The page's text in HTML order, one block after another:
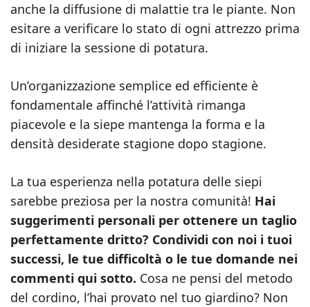
anche la diffusione di malattie tra le piante. Non
esitare a verificare lo stato di ogni attrezzo prima
di iniziare la sessione di potatura.
Un’organizzazione semplice ed efficiente è
fondamentale affinché l’attività rimanga
piacevole e la siepe mantenga la forma e la
densità desiderate stagione dopo stagione.
La tua esperienza nella potatura delle siepi
sarebbe preziosa per la nostra comunità! Hai
suggerimenti personali per ottenere un taglio
perfettamente dritto? Condividi con noi i tuoi
successi, le tue difficoltà o le tue domande nei
commenti qui sotto. Cosa ne pensi del metodo
del cordino, l’hai provato nel tuo giardino? Non